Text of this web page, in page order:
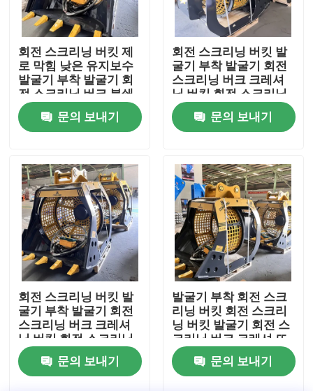
VR 쇼
우리에 대하여
공장 여행
품질 관리
연락주세요
인용문을 요구하세요
수력 쇄암선
굴삭기 유압 브레이커
회전 스크리닝 버킷 제
로 막힘 낮은 유지보수
발굴기 부착 발굴기 회
전 스크리닝 버크 분쇄
버킷 회전 스크리닝 공
장 좋은 가격 좋은 양
문의 보내기
회전 스크리닝 버킷 발
굴기 부착 발굴기 회전
스크리닝 버크 크레셔
닝 버킷 회전 스크리닝
공장 좋은 가격 좋은 양
문의 보내기
회전 스크리닝 버킷 발
굴기 부착 발굴기 회전
스크리닝 버크 크레셔
닝 버킷 회전 스크리닝
공장 좋은 가격 좋은 양
판매 적합 발굴기
문의 보내기
발굴기 부착 회전 스크
리닝 버킷 회전 스크리
닝 버킷 발굴기 회전 스
크리닝 버크 크레셔 뜨
거운 판매
문의 보내기